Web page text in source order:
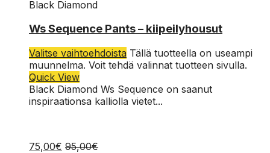
L
S
XS
Black Diamond
Ws Sequence Pants – kiipeilyhousut
Valitse vaihtoehdoista Tällä tuotteella on useampi
muunnelma. Voit tehdä valinnat tuotteen sivulla.
Quick View
Black Diamond Ws Sequence on saanut
inspiraationsa kalliolla vietet...
75,00€ 95,00€